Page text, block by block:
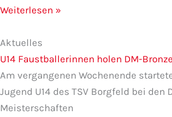
Weiterlesen »
Aktuelles
U14 Faustballerinnen holen DM-Bronze
Am vergangenen Wochenende
Jugend U14 des TSV Borgfeld bei den
Meisterschaften